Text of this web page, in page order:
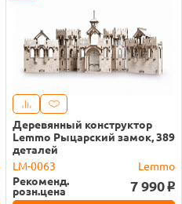
Деревянный конструктор
Lemmo Рыцарский замок, 389
деталей
LM-0063
Lemmo
Рекоменд.
розн.цена 7 990 o